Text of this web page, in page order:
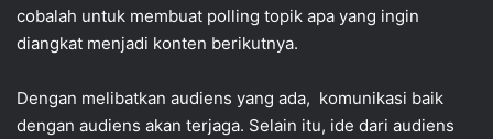
cobalah untuk membuat polling topik apa yang ingin
diangkat menjadi konten berikutnya.
Dengan melibatkan audiens yang ada, komunikasi baik
dengan audiens akan terjaga. Selain itu, ide dari audiens